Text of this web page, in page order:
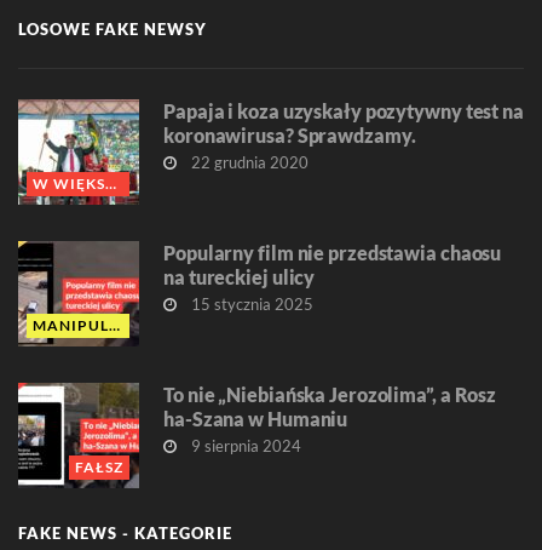
LOSOWE FAKE NEWSY
W WIĘKSZOŚCI FAŁSZ
Papaja i koza uzyskały pozytywny test na
koronawirusa? Sprawdzamy.
22 grudnia 2020
MANIPULACJA
Popularny film nie przedstawia chaosu
na tureckiej ulicy
15 stycznia 2025
FAŁSZ
To nie „Niebiańska Jerozolima”, a Rosz
ha-Szana w Humaniu
9 sierpnia 2024
FAKE NEWS - KATEGORIE